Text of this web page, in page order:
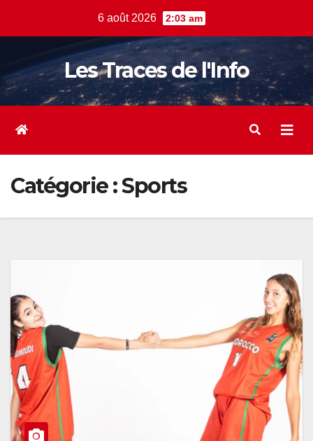
6 août 2026 2:03 am
Les Traces de l'Info
Catégorie :Sports